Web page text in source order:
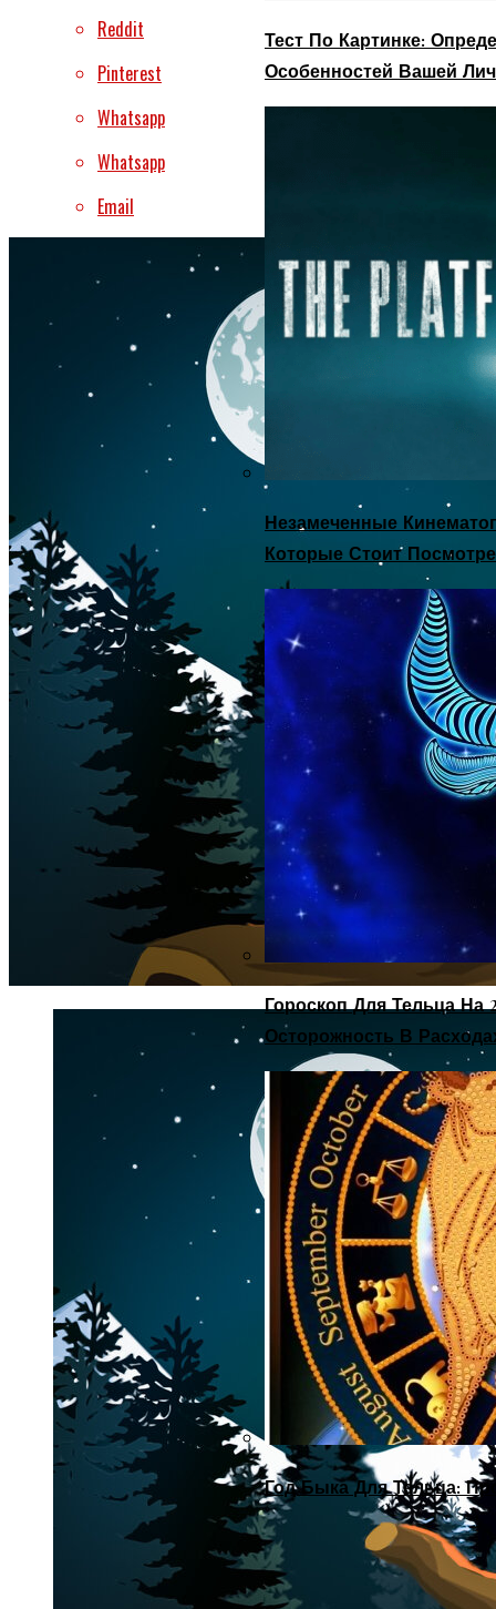
Тест По Картинке:
Особенностей Вашей
Незамеченные
Которые Стоит
Гороскоп Для Тельца На
Осторожность В
Год Быка Для Тельца:
Reddit
Pinterest
Whatsapp
Whatsapp
Email